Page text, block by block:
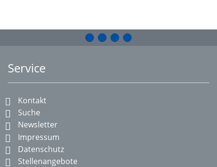
Service
Kontakt
Suche
Newsletter
Impressum
Datenschutz
Stellenangebote